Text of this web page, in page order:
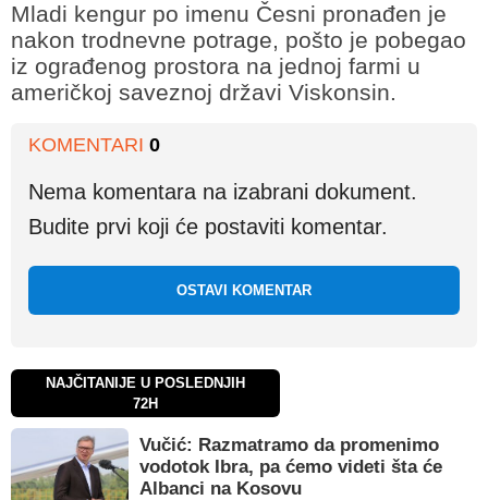
Mladi kengur po imenu Česni pronađen je
nakon trodnevne potrage, pošto je pobegao
iz ograđenog prostora na jednoj farmi u
američkoj saveznoj državi Viskonsin.
KOMENTARI 0
Nema komentara na izabrani dokument.
Budite prvi koji će postaviti komentar.
OSTAVI KOMENTAR
NAJČITANIJE U POSLEDNJIH
72H
Vučić: Razmatramo da promenimo
vodotok Ibra, pa ćemo videti šta će
Albanci na Kosovu